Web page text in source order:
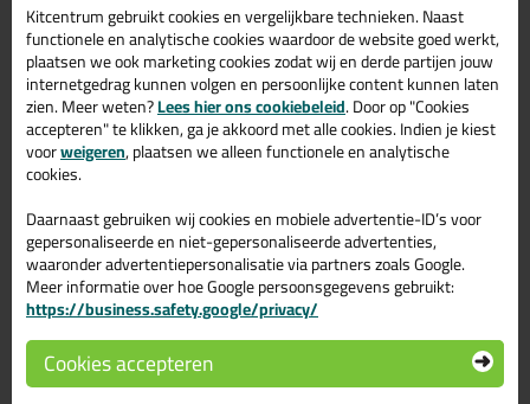
Hieronder zijn de toepassingsvideo's van beide
impregneermiddelen die wij in deze blog behandelen te
zien.
Sikagard 703 W
Kitcentrum gebruikt cookies en vergelijkbare technieken. Naast
functionele en analytische cookies waardoor de website goed werkt,
plaatsen we ook marketing cookies zodat wij en derde partijen jouw
internetgedrag kunnen volgen en persoonlijke content kunnen laten
zien. Meer weten?Lees hier ons cookiebeleid. Door op "Cookies
accepteren" te klikken, ga je akkoord met alle cookies. Indien je kiest
voorweigeren, plaatsen we alleen functionele en analytische
cookies.
Daarnaast gebruiken wij cookies en mobiele advertentie-ID’s voor
gepersonaliseerde en niet-gepersonaliseerde advertenties,
waaronder advertentiepersonalisatie via partners zoals Google.
Meer informatie over hoe Google persoonsgegevens gebruikt:
https://business.safety.google/privacy/
Cookies accepteren